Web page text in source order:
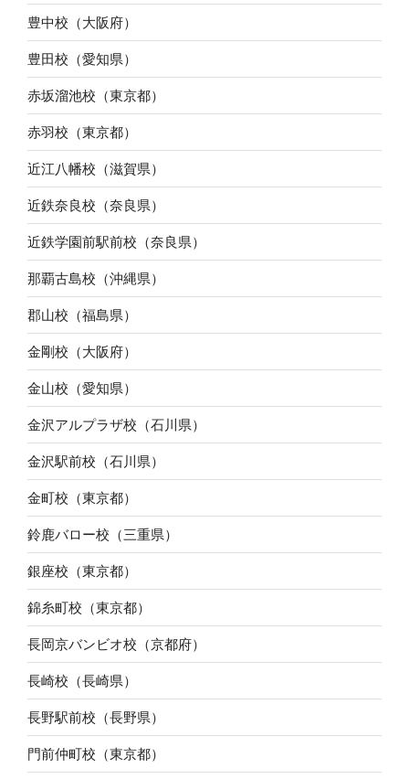
豊中校（大阪府）
豊田校（愛知県）
赤坂溜池校（東京都）
赤羽校（東京都）
近江八幡校（滋賀県）
近鉄奈良校（奈良県）
近鉄学園前駅前校（奈良県）
那覇古島校（沖縄県）
郡山校（福島県）
金剛校（大阪府）
金山校（愛知県）
金沢アルプラザ校（石川県）
金沢駅前校（石川県）
金町校（東京都）
鈴鹿バロー校（三重県）
銀座校（東京都）
錦糸町校（東京都）
長岡京バンビオ校（京都府）
長崎校（長崎県）
長野駅前校（長野県）
門前仲町校（東京都）